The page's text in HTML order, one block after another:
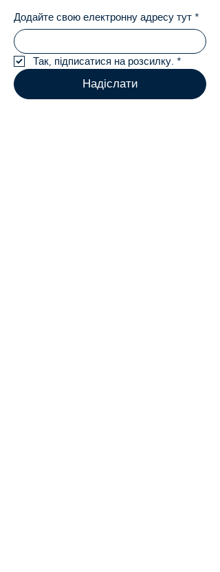
Додайте свою електронну адресу тут *
Так, підписатися на розсилку. *
Надіслати